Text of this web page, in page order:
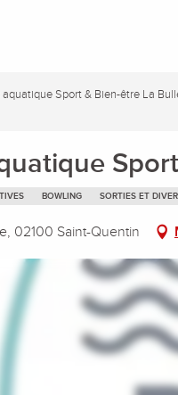
aquatique Sport & Bien-être La
BOWLING SORTIES ET
02100 Saint-Quentin